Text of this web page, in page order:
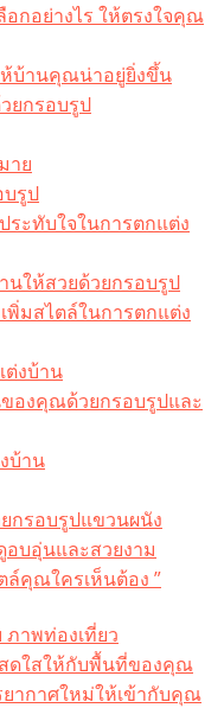
กอย่างไร ให้ตรงใจคุณ
ห้บ้านคุณน่าอยู่ยิ่งขึ้น
ยกรอบรูป
าย
บรูป
ะทับใจในการตกแต่ง
นให้สวยด้วยกรอบรูป
มสไตล์ในการตกแต่ง
งบ้าน
องคุณด้วยกรอบรูปและ
บ้าน
กรอบรูปแขวนผนัง
บอุ่นและสวยงาม
คุณใครเห็นต้อง ”
ภาพท่องเที่ยว
ดใสให้กับพื้นที่ของคุณ
ากาศใหม่ให้เข้ากับคุณ